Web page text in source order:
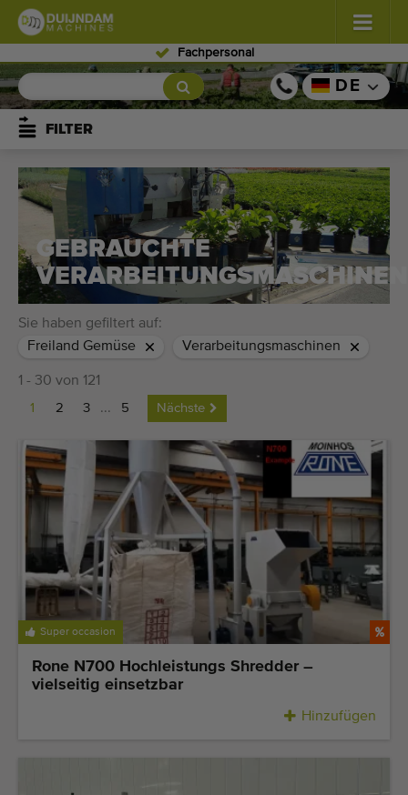
Fachpersonal
Blumen und Pflanzen (584)
Freiland Gemüse
Gewächshausgemüse (347)
Obst (333)
Förderbänder (443)
Verkauf Ihr Maschine!
Suche nach Typ
Zuletzt gesehen Maschinen
Zuletzt hinzugefügt Maschinen
Maschinen Nachrichten
Importieren einer Maschine
Automaten
Marken
Uber uns
FAQ
DE
FILTER
GEBRAUCHTE
VERARBEITUNGSMASCHINEN
Sie haben gefiltert auf:
Freiland Gemüse
Verarbeitungsmaschinen
1 - 30 von 121
1 2 3 ... 5 Nächste
Super occasion
Rone N700 Hochleistungs Shredder –
vielseitig einsetzbar
Hinzufügen